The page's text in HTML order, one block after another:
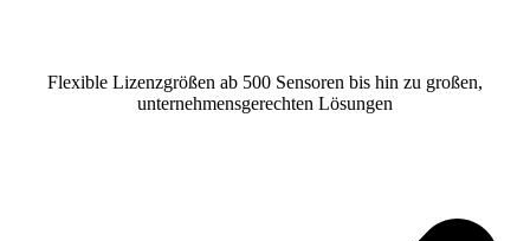
Flexible Lizenzgrößen ab 500 Sensoren bis hin zu großen,
unternehmensgerechten Lösungen